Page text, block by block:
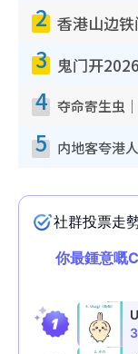
2
3
4
5